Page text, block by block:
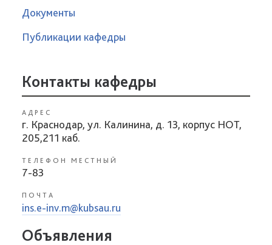
Документы
Публикации кафедры
Контакты кафедры
АДРЕС
г. Краснодар, ул. Калинина, д. 13, корпус НОТ,
205,211 каб.
ТЕЛЕФОН МЕСТНЫЙ
7-83
ПОЧТА
ins.e-inv.m@kubsau.ru
Объявления